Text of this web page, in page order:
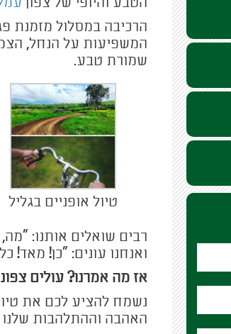
הרכיבה במסלול מזמנת
המשפיעות על הנחל,
שמורת טבע.
טיול אופניים בגליל
רבים שואלים אותנו:
ואנחנו עונים: "כן! מאד!
אז מה אמרנו? עולים
נשמח להציע לכם את
האהבה וההתלהבות שלנו